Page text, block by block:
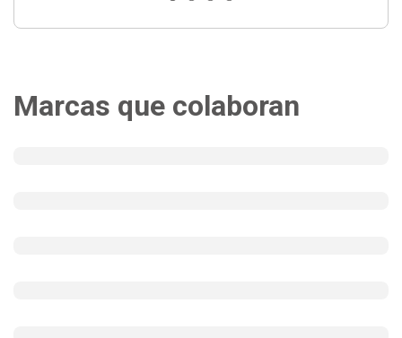
Marcas que colaboran